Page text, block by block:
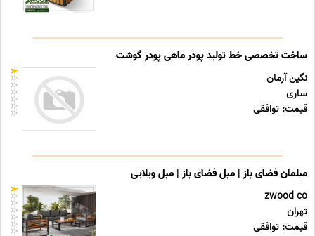
ساخت تخصصی خط تولید پودر ماهی پودر گوشت
نگین آرمان
ساری
قیمت: توافقی
مبلمان فضای باز | مبل فضای باز | مبل ویلایی
zwood co
تهران
قیمت: توافقی